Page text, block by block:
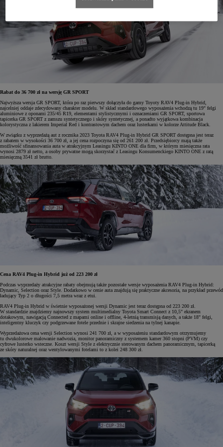
Rabat do 36 700 zł na wersję GR SPORT
Najwyższa wersja GR SPORT, która po raz pierwszy dołączyła do gamy Toyoty RAV4 Plug-in Hybrid,
najcelniej oddaje zdecydowany charakter modelu. W skład standardowego wyposażenia wchodzą tu 19" felgi
aluminiowe z oponami 235/45 R19, elementami stylistycznymi i oznaczeniami GR SPORT, sportowa
tapicerka GR SPORT z zamszu syntetycznego i skóry syntetycznej, a ponadto wyjątkowa kombinacja
kolorystyczna z lakierem Imperial Red i kontrastowym dachem oraz lusterkami w kolorze Attitude Black.
W związku z wyprzedażą aut z rocznika 2023 Toyota RAV4 Plug-in Hybrid GR SPORT dostępna jest teraz
z rabatem w wysokości 36 700 zł, a jej cena rozpoczyna się od 261 200 zł. Przedsiębiorcy mają także
możliwość sfinansowania auta w atrakcyjnym Leasingu KINTO ONE dla firm, w którym miesięczna rata
wynosi 2879 zł netto, a osoby prywatne mogą skorzystać z Leasingu Konsumenckiego KINTO ONE z ratą
miesięczną 3541 zł brutto.
Cena RAV4 Plug-in Hybrid już od 223 200 zł
Podczas wyprzedaży atrakcyjne rabaty obejmują także pozostałe wersje wyposażenia RAV4 Plug-in Hybrid:
Dynamic, Selection oraz Style. Dodatkowo w cenie auta znajdują się praktyczne akcesoria, na przykład przewód
ładujący Typ 2 o długości 7,5 metra wraz z etui.
RAV4 Plug-in Hybrid w świetnie wyposażonej wersji Dynamic jest teraz dostępna od 223 200 zł.
W standardzie znajdziemy najnowszy system multimedialny Toyota Smart Connect z 10,5" ekranem
dotakowym, nawigacją Connected z mapami online i offline, 4-letnią transmisją danych, a także 18" felgi,
inteligentny kluczyk czy podgrzewane fotele przednie i skrajne siedzenia na tylnej kanapie.
Wyprzedażowa cena wersji Selection wynosi 241 700 zł, a w wyposażeniu standardowym otrzymujemy
tu dwukolorowe malowanie nadwozia, monitor panoramiczny z systemem kamer 360 stopni (PVM) czy
cyfrowe lusterko wsteczne. Koszt wersji Style z elektrycznie sterowanym dachem panoramicznym, tapicerką
ze skóry naturalnej oraz wentylowanymi fotelami to z kolei 248 300 zł.